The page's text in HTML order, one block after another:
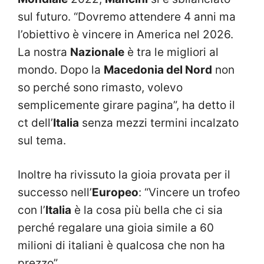
sul futuro. “Dovremo attendere 4 anni ma
l’obiettivo è vincere in America nel 2026.
La nostra Nazionale è tra le migliori al
mondo. Dopo la Macedonia del Nord non
so perché sono rimasto, volevo
semplicemente girare pagina”, ha detto il
ct dell’Italia senza mezzi termini incalzato
sul tema.
Inoltre ha rivissuto la gioia provata per il
successo nell’Europeo: “Vincere un trofeo
con l’Italia è la cosa più bella che ci sia
perché regalare una gioia simile a 60
milioni di italiani è qualcosa che non ha